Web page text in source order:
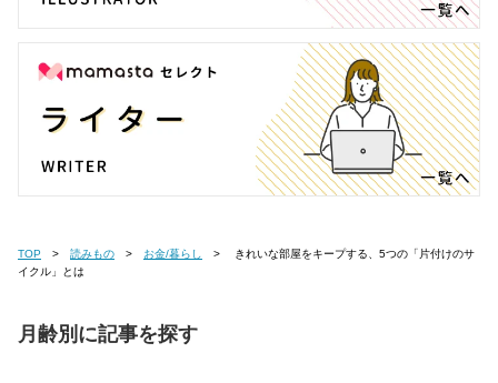
TOP 読みもの お金/暮らし
イクル」とは
月齢別に記事を探す